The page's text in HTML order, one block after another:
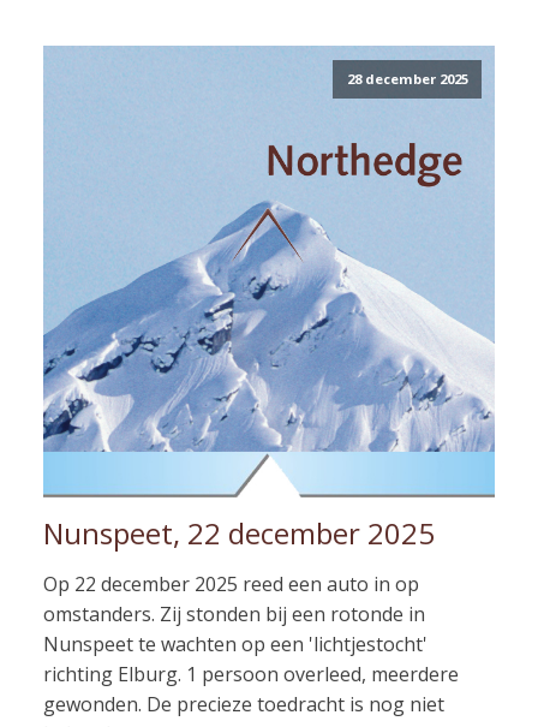
28 december 2025
Nunspeet, 22 december 2025
Op 22 december 2025 reed een auto in op
omstanders. Zij stonden bij een rotonde in
Nunspeet te wachten op een 'lichtjestocht'
richting Elburg. 1 persoon overleed, meerdere
gewonden. De precieze toedracht is nog niet